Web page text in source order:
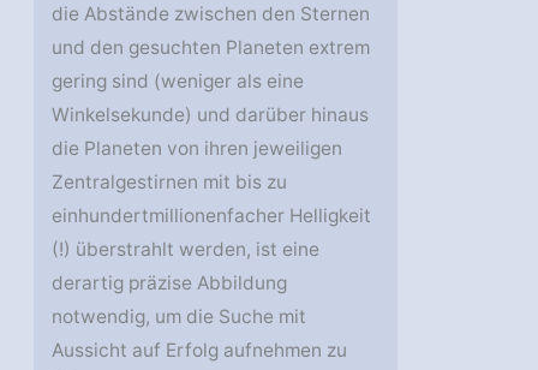
die Abstände zwischen den Sternen
und den gesuchten Planeten extrem
gering sind (weniger als eine
Winkelsekunde) und darüber hinaus
die Planeten von ihren jeweiligen
Zentralgestirnen mit bis zu
einhundertmillionenfacher Helligkeit
(!) überstrahlt werden, ist eine
derartig präzise Abbildung
notwendig, um die Suche mit
Aussicht auf Erfolg aufnehmen zu